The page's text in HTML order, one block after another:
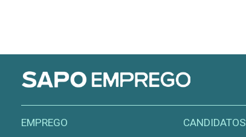
EMPREGO CANDIDATOS